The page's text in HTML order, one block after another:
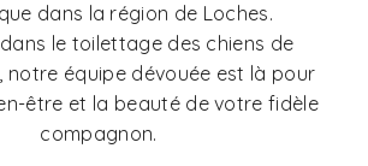
dans la région de Loches.
le toilettage des chiens de
notre équipe dévouée est là pour
être et la beauté de votre fidèle
compagnon.